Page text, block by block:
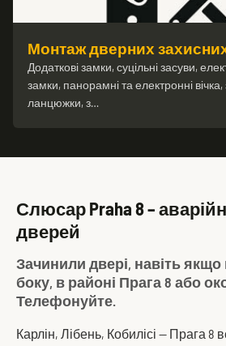
Монтаж дверних
Додаткові замки, суцільні засуви,
замки, панорамні та електронні
ланцюжки, з…
Слюсар Praha 8 –
дверей
Зачинили двері, навіть
боку, в районі Прага 8 або
Телефонуйте.
Карлін, Лібень, Кобилісі — Прага 8